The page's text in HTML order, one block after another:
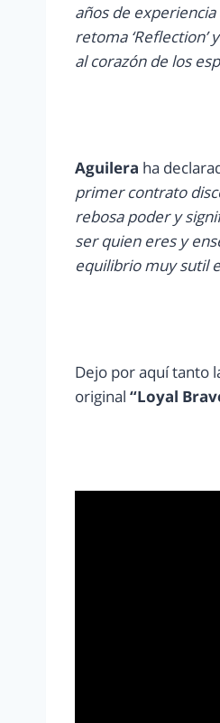
años de experiencia
retoma ‘Reflection’
al corazón de los
Aguilera ha
primer contrato
rebosa poder y
ser quien eres y
equilibrio muy sutil
Dejo por aquí tanto
original “Loyal